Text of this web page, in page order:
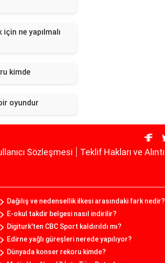
için ne yapılmalı
kimde
oyundur
Sözleşmesi Teklif Hakları ve Alıntı
Dağılış ve nedensellik ilkesi arasındaki fark nedir?
E-okul takdir belgesi nasıl indirilir?
Digiturk'ten CBC Sport kaldırıldı mı?
Edirne yağlı güreşleri nerede yapılıyor?
Dünyada konser rekoru kimde?